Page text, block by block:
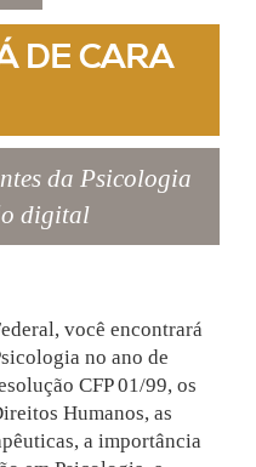
DE CARA
da Psicologia
digital
você encontrará
no ano de
CFP 01/99, os
Humanos, as
a importância